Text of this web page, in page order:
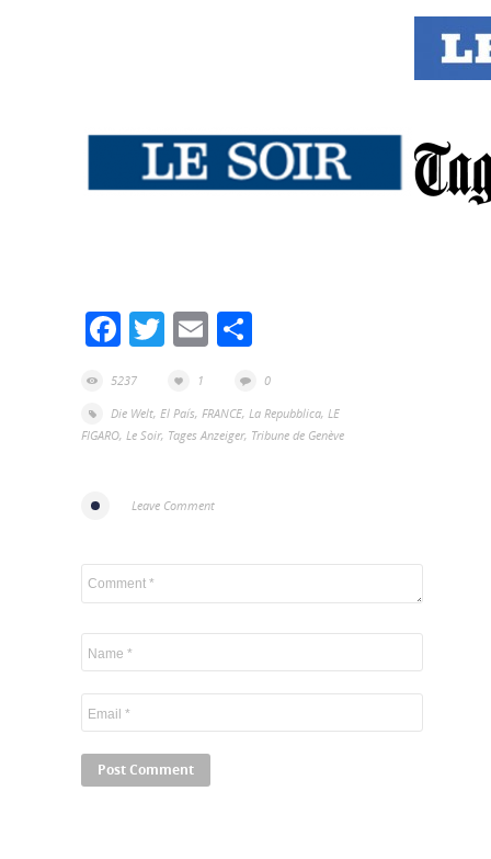
Facebook
TwitterEmail
5237 1
0
Die Welt, El País, FRANCE, La Repubblica, LE
FIGARO, Le Soir, Tages Anzeiger, Tribune de Genève
Leave Comment